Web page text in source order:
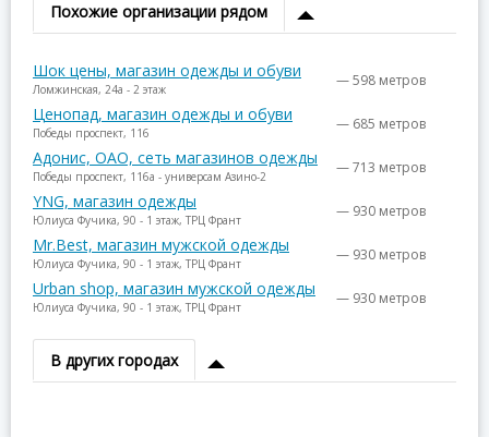
Похожие организации рядом
Шок цены, магазин одежды и обуви
Ломжинская, 24а - 2 этаж — 598 метров
Ценопад, магазин одежды и обуви
Победы проспект, 116 — 685 метров
Адонис, ОАО, сеть магазинов одежды
Победы проспект, 116а - универсам Азино-2 — 713 метров
YNG, магазин одежды
Юлиуса Фучика, 90 - 1 этаж, ТРЦ Франт — 930 метров
Mr.Best, магазин мужской одежды
Юлиуса Фучика, 90 - 1 этаж, ТРЦ Франт — 930 метров
Urban shop, магазин мужской одежды
Юлиуса Фучика, 90 - 1 этаж, ТРЦ Франт — 930 метров
В других городах